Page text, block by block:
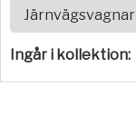
Järnvägsvagnar
Ingår i kollektion: